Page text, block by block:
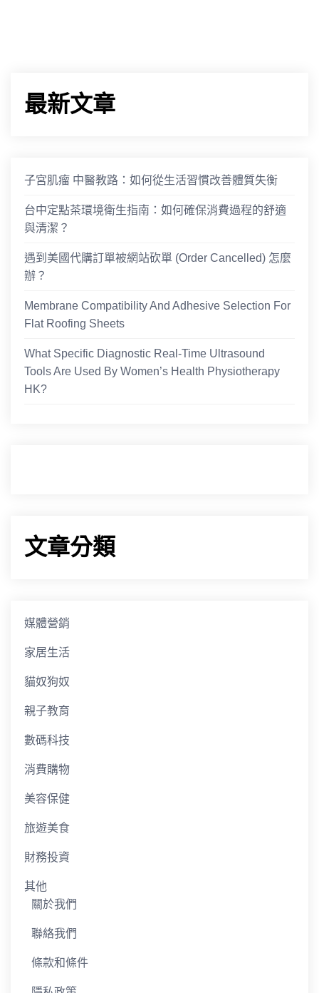
最新文章
子宮肌瘤 中醫教路：如何從生活習慣改善體質失衡
台中定點茶環境衛生指南：如何確保消費過程的舒適
與清潔？
遇到美國代購訂單被網站砍單 (Order Cancelled) 怎麼
辦？
Membrane Compatibility And Adhesive Selection For
Flat Roofing Sheets
What Specific Diagnostic Real-Time Ultrasound
Tools Are Used By Women’s Health Physiotherapy
HK?
文章分類
媒體營銷
家居生活
貓奴狗奴
親子教育
數碼科技
消費購物
美容保健
旅遊美食
財務投資
其他
關於我們
聯絡我們
條款和條件